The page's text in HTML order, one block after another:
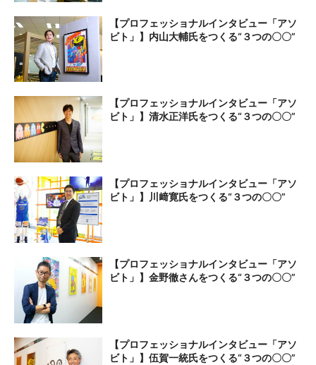
【プロフェッショナルインタビュー「アソ
ビト」】内山大輔氏をつくる“３つの〇〇”
【プロフェッショナルインタビュー「アソ
ビト」】清水正洋氏をつくる“３つの〇〇”
【プロフェッショナルインタビュー「アソ
ビト」】川﨑寛氏をつくる“３つの〇〇”
【プロフェッショナルインタビュー「アソ
ビト」】金野徹さんをつくる“３つの〇〇”
【プロフェッショナルインタビュー「アソ
ビト」】伍賀一統氏をつくる“３つの〇〇”